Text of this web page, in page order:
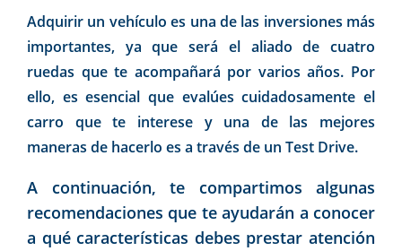
Adquirir un vehículo es una de las inversiones más
importantes, ya que será el aliado de cuatro
ruedas que te acompañará por varios años. Por
ello, es esencial que evalúes cuidadosamente el
carro que te interese y una de las mejores
maneras de hacerlo es a través de un Test Drive.
A continuación, te compartimos algunas
recomendaciones que te ayudarán a conocer
a qué características debes prestar atención